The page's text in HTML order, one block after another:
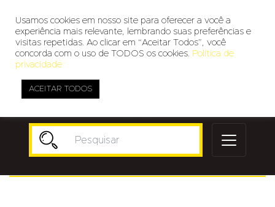
Usamos cookies em nosso site para oferecer a você a
experiência mais relevante, lembrando suas preferências e
visitas repetidas. Ao clicar em “Aceitar Todos”, você
concorda com o uso de TODOS os cookies. Política de
privacidade
ACEITAR TODOS